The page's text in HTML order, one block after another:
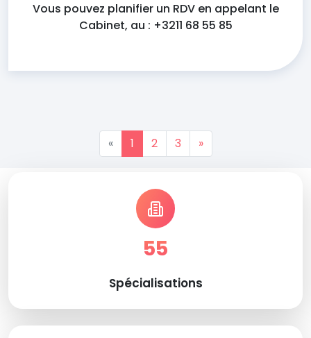
Vous pouvez planifier un RDV en appelant le
Cabinet, au : +3211 68 55 85
« 1 2 3 »
55
Spécialisations